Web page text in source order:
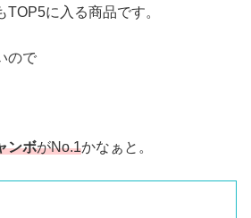
に入る商品です。
ので
ンボがNo.1かなぁと。